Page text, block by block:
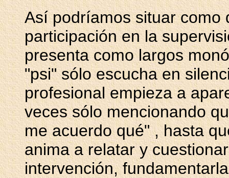
Así podríamos situar como
participación en la
presenta como largos
"psi" sólo escucha en
profesional empieza a
veces sólo mencionando
me acuerdo qué" , hasta
anima a relatar y
intervención,